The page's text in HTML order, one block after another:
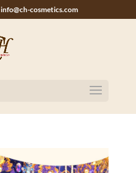
info@ch-cosmetics.com